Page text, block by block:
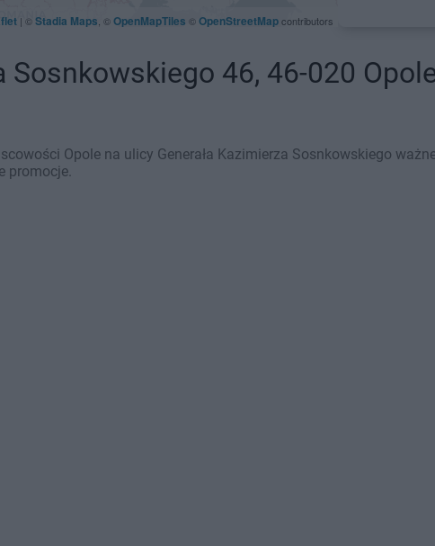
| ©Stadia Maps , ©OpenMapTiles ©OpenStreetMapcontributors
Sosnkowskiego 46, 46-020
Opole na ulicy Generała Kazimierza Sosnkowskiego
promocje.